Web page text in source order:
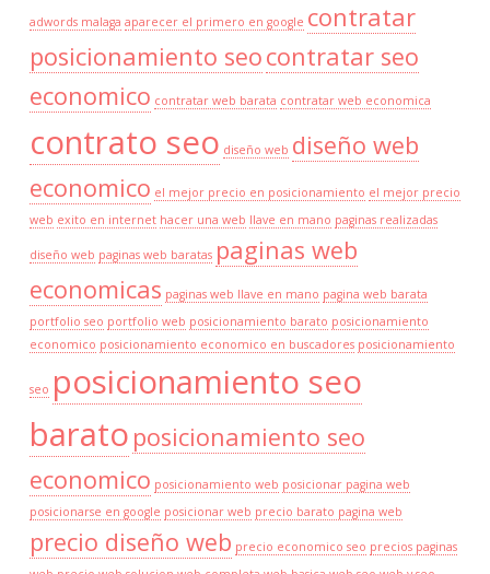
adwords malaga aparecer el primero en google contratar
posicionamiento seocontratar seo
economico contratar web barata contratar web economica
contrato seo diseño web diseño web
economico el mejor precio en posicionamiento el mejor precio
web exito en internet hacer una web llave en mano paginas realizadas
diseño web paginas web baratas paginas web
economicas paginas web llave en mano pagina web barata
portfolio seo portfolio web posicionamiento barato posicionamiento
economico posicionamiento economico en buscadores posicionamiento
seo posicionamiento seo
barato posicionamiento seo
economico posicionamiento web posicionar pagina web
posicionarse en google posicionar web precio barato pagina web
precio diseño web precio economico seo precios paginas